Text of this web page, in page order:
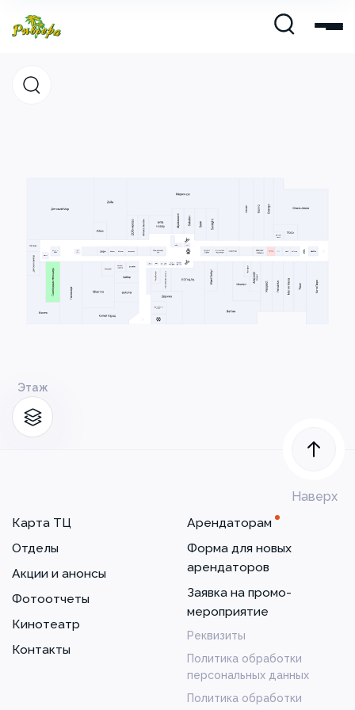
Развлечения и кино
Услуги и сервис
Свободная площадь
Этаж
Наверх
Карта ТЦ
Отделы
Акции и анонсы
Фотоотчеты
Кинотеатр
Контакты
Арендаторам
Форма для новых
арендаторов
Заявка на промо-
мероприятие
Реквизиты
Политика обработки
персональных данных
Политика обработки